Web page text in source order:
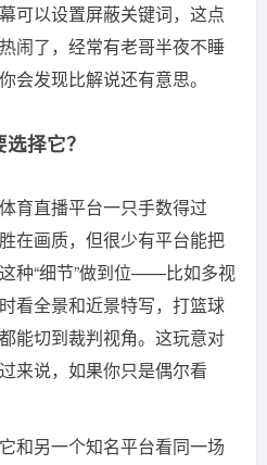
可以设置屏蔽关键词，这点
闹了，经常有老哥半夜不睡
会发现比解说还有意思。
择它？
育直播平台一只手数得过
在画质，但很少有平台能把
这种“细节”做到位——比如多视
看全景和近景特写，打篮球
能切到裁判视角。这玩意对
来说，如果你只是偶尔看
和另一个知名平台看同一场